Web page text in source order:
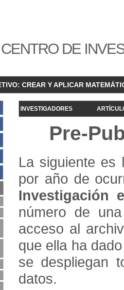
CENTRO DE
CREAR Y APLICAR
INVESTIGADORES
Pre-
La siguiente es
por año de
Investigación
número de
acceso al
que ella ha
se despliegan
datos.